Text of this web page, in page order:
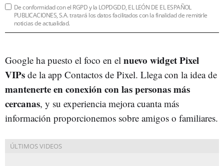
De conformidad con el RGPD y la LOPDGDD, EL LEÓN DE EL ESPAÑOL
PUBLICACIONES, S.A. tratará los datos facilitados con la finalidad de remitirle
noticias de actualidad.
Google ha puesto el foco en el nuevo widget Pixel
VIPs de la app Contactos de Pixel. Llega con la idea de
mantenerte en conexión con las personas más
cercanas, y su experiencia mejora cuanta más
información proporcionemos sobre amigos o familiares.